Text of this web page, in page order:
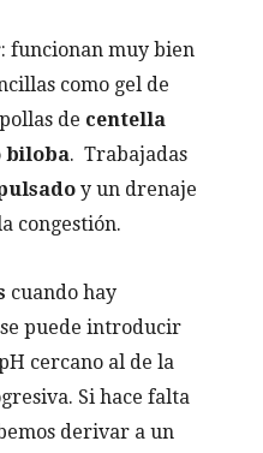
: funcionan muy bien
como gel de
de centella
biloba. Trabajadas
y un drenaje
congestión.
cuando hay
puede introducir
cercano al de la
Si hace falta
derivar a un